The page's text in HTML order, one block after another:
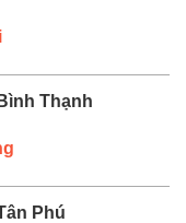
Thạnh
Phú